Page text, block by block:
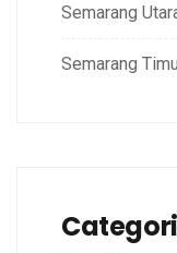
Semarang
Semarang